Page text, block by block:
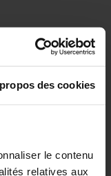
des cookies
le contenu
relatives aux